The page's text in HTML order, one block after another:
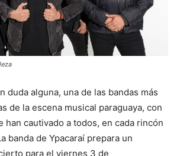
duda alguna, una de las bandas más
de la escena musical paraguaya, con
han cautivado a todos, en cada rincón
banda de Ypacaraí prepara un
para el viernes 3 de